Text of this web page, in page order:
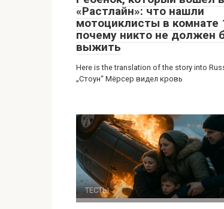
«Растлайн»: что нашли
мотоциклисты в комнате
почему никто не должен
выжить
Here is the translation of the story into
„Стоун“ Мёрсер видел кровь
ТЕСТЫ